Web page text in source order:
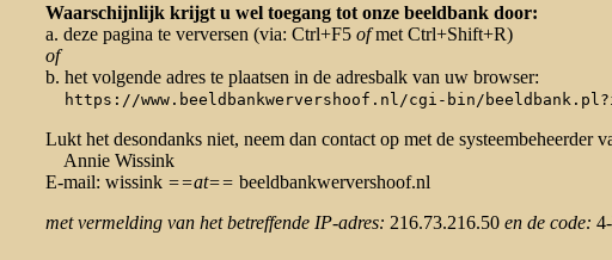
Waarschijnlijk krijgt u wel toegang tot onze beeldbank door:
a. deze pagina te verversen (via: Ctrl+F5 ofmet Ctrl+Shift+R)
of
b. het volgende adres te plaatsen in de adresbalk van uw browser:
https://www.beeldbankwervershoof.nl/cgi-bin/
Lukt het desondanks niet, neem dan contact op met de systeembeheerder
Annie Wissink
E-mail: wissink ==at== beeldbankwervershoof.nl
met vermelding van het betreffende IP-adres: 216.73.216.50 en de code: